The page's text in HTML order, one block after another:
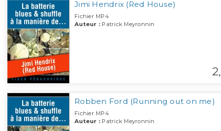
Jimi Hendrix (Red House)
Fichier MP4
Auteur : Patrick Meyronnin
2,
Robben Ford (Running out on me)
Fichier MP4
Auteur : Patrick Meyronnin